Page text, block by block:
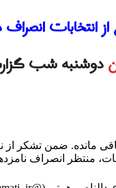
انتخابات انصراف
دوشنبه شب
باقی مانده. ضمن تشکر
منتظر انصراف